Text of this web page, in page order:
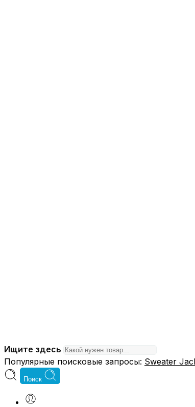
Ищите здесь
Популярные поисковые запросы: Sweater
Поиск